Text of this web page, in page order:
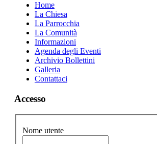
Home
La Chiesa
La Parrocchia
La Comunità
Informazioni
Agenda degli Eventi
Archivio Bollettini
Galleria
Contattaci
Accesso
Nome utente